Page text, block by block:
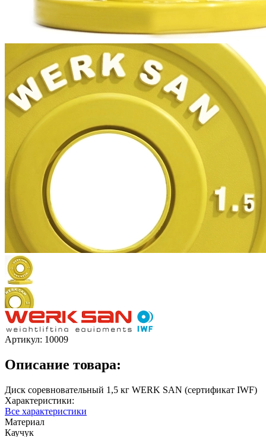
Артикул: 10009
Описание товара:
Диск соревновательный 1,5 кг WERK SAN (сертификат IWF)
Характеристики:
Все характеристики
Материал
Каучук